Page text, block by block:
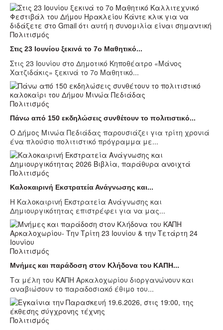
Πολιτισμός
Στις 23 Ιουνίου ξεκινά το 7ο Μαθητικό...
Στις 23 Ιουνίου στο Δημοτικό Κηποθέατρο «Μάνος
Χατζιδάκις» ξεκινά το 7ο Μαθητικό...
Πολιτισμός
Πάνω από 150 εκδηλώσεις συνθέτουν το πολιτιστικό...
Ο Δήμος Μινώα Πεδιάδας παρουσιάζει για τρίτη χρονιά
ένα πλούσιο πολιτιστικό πρόγραμμα με...
Πολιτισμός
Καλοκαιρινή Εκστρατεία Ανάγνωσης και...
Η Καλοκαιρινή Εκστρατεία Ανάγνωσης και
Δημιουργικότητας επιστρέφει για να μας...
Πολιτισμός
Μνήμες και παράδοση στον Κλήδονα του ΚΑΠΗ...
Τα μέλη του ΚΑΠΗ Αρκαλοχωρίου διοργανώνουν και
αναβιώσουν το παραδοσιακό έθιμο του...
Πολιτισμός